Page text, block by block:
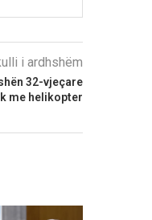
i ardhshëm
32-vjeçare
me helikopter